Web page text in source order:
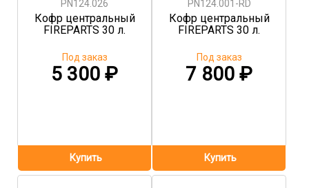
PN124.026
Кофр центральный
FIREPARTS 30 л.
5 300 ₽
Под заказ
PN124.001-RD
Кофр центральный
FIREPARTS 30 л.
7 800₽
Под заказ